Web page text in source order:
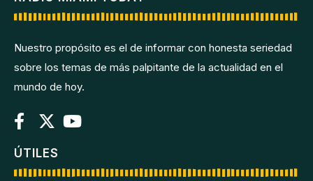
Nuestro propósito es el de informar con honesta seriedad
sobre los temas de más palpitante de la actualidad en el
mundo de hoy.
ÚTILES